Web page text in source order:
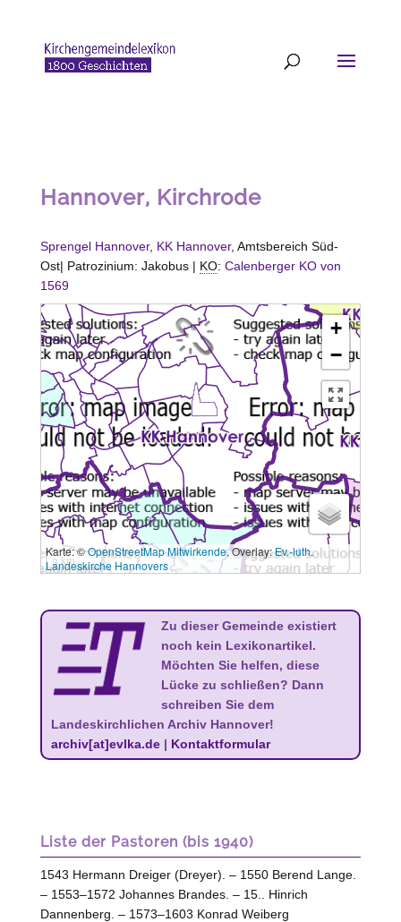
Hannover, Kirchrode
Sprengel Hannover, KK Hannover, Amtsbereich Süd-
Ost| Patrozinium: Jakobus | KO: Calenberger KO von
1569
+
−
3 km
Karte: ©OpenStreetMap Mitwirkende, Overlay:Ev.-luth.
Landeskirche Hannovers
Zu dieser Gemeinde existiert
noch kein Lexikonartikel.
Möchten Sie helfen, diese
Lücke zu schließen? Dann
schreiben Sie dem
Landeskirchlichen Archiv Hannover!
archiv[at]evlka.de| Kontaktformular
Liste der Pastoren (bis 1940)
1543 Hermann Dreiger (Dreyer). – 1550 Berend Lange.
– 1553–1572 Johannes Brandes. – 15.. Hinrich
Dannenberg. – 1573–1603 Konrad Weiberg